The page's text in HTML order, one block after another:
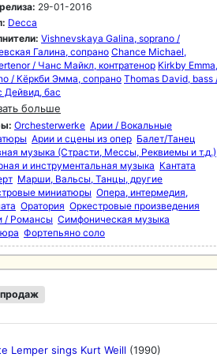
29-01-2016
Decca
Vishnevskaya Galina, soprano /
Галина, сопрано Chance Michael,
/ Чанс Майкл, контратенор Kirkby Emma,
/ Кёркби Эмма, сопрано Thomas David, bass
Дейвид, бас
больше
Orchesterwerke Арии / Вокальные
Арии и сцены из опер Балет/Танец
музыка (Страсти, Мессы, Реквиемы и т.д.)
и инструментальная музыка Кантата
Марши, Вальсы, Танцы, другие
миниатюры Опера, интермедия,
Оратория Оркестровые произведения
/ Романсы Симфоническая музыка
Фортепьяно соло
Lemper sings Kurt Weill (1990)